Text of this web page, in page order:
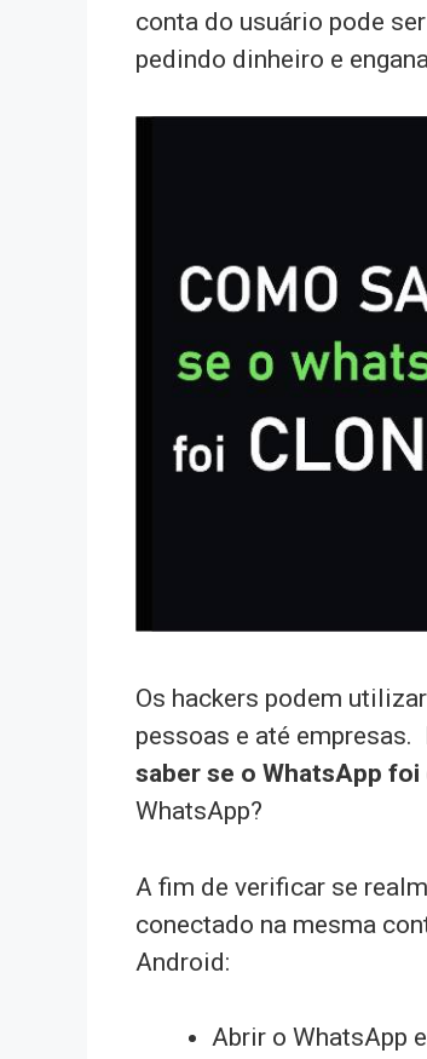
conta do usuário pode
pedindo dinheiro e
Os hackers podem
pessoas e até empresas.
saber se o WhatsApp foi
WhatsApp?
A fim de verificar se
conectado na mesma
Android:
Abrir o WhatsApp